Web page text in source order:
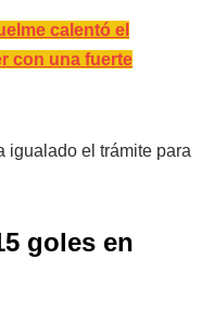
calentó el
con una fuerte
igualado el trámite para
goles en